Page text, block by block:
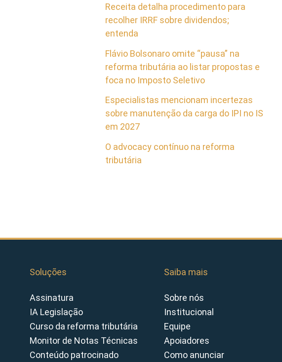
Receita detalha procedimento para
recolher IRRF sobre dividendos;
entenda
Flávio Bolsonaro omite “pausa” na
reforma tributária ao listar propostas e
foca no Imposto Seletivo
Especialistas mencionam incertezas
sobre manutenção da carga do IPI no IS
em 2027
O advocacy contínuo na reforma
tributária
Soluções
Assinatura
IA Legislação
Curso da reforma tributária
Monitor de Notas Técnicas
Conteúdo patrocinado
Saiba mais
Sobre nós
Institucional
Equipe
Apoiadores
Como anunciar